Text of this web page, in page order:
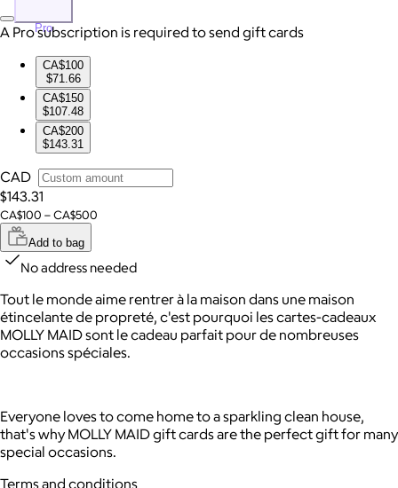
Pro
A Pro subscription is required to send gift cards
CA$100
$71.66
CA$150
$107.48
CA$200
$143.31
CAD
$143.31
CA$100 – CA$500
Add to bag
No address needed
Tout le monde aime rentrer à la maison dans une maison
étincelante de propreté, c'est pourquoi les cartes-cadeaux
MOLLY MAID sont le cadeau parfait pour de nombreuses
occasions spéciales.
Everyone loves to come home to a sparkling clean house,
that's why MOLLY MAID gift cards are the perfect gift for many
special occasions.
Terms and conditions